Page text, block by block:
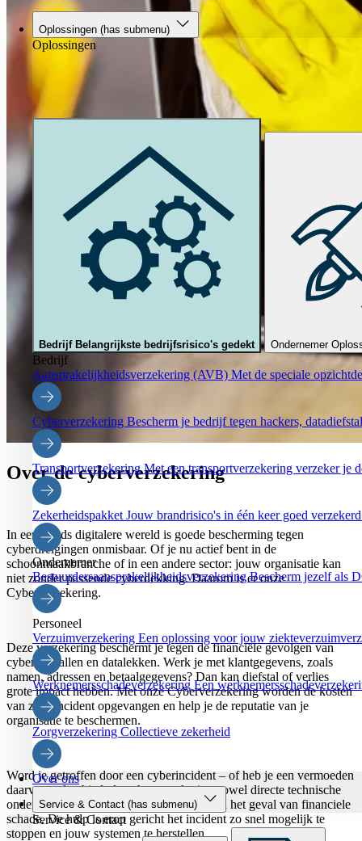
Oplossingen (has submenu)
Oplossingen
Bedrijf Belangrijkste bedrijfsrisico's gedekt Ondernemer
Bedrijf
Aansprakelijkheidsverzekering (AVB) Met de speciale
Cyberverzekering Bescherm je bedrijf tegen hackers,
TransportverzekeringMet een transportverzekering verzeker je
Zekerheidspakket Jouw brandrisico's in één keer goed
Ondernemer
BestuurdersaansprakelijkheidsverzekeringBescherm jezelf als
Personeel
Verzuimverzekering Een oplossing voor jouw
Werknemersschadeverzekering Een
Zorgverzekering Collectieve zekerheid
Over ons
Service & Contact (has submenu)
Service & Contact
Over de cyberverzekering
In een steeds digitalere wereld is goede bescherming tegen
cyberdreigingen onmisbaar. Of je nu actief bent in de
schoonmaakbranche of in een andere sector: jouw organisatie kan
niet zonder passende cyberdekking. Daarom is er onze
Cyberverzekering.
Deze verzekering beschermt je tegen de financiële gevolgen van
cyberaanvallen en datalekken. Werk je met klantgegevens, zoals
namen, adressen en betaalgegevens? Dan kan diefstal of verlies
grote impact hebben. Met onze Cyberverzekering worden de kosten
van zo’n incident opgevangen en help je de reputatie van je
organisatie te beschermen.
Word je getroffen door een cyberincident – of heb je een vermoeden
daarvan – dan biedt de cyberverzekering zowel directe technische
ondersteuning als financiële compensatie in het geval van financiele
schade. De hulp is erop gericht het incident zo snel mogelijk te
stoppen en jouw systemen te herstellen.